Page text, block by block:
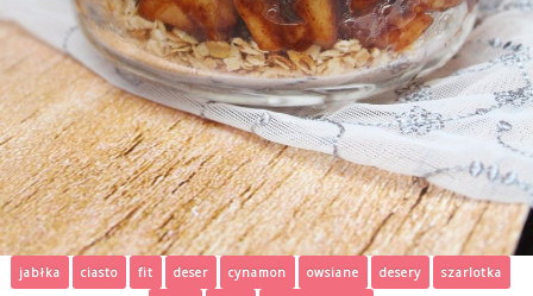
jabłka ciasto fit deser cynamon owsiane desery
szarlotka